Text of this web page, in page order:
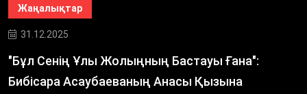
Жаңалықтар
31.12.2025
"Бұл Сенің Ұлы Жолыңның Бастауы Ғана":
Бибісара Асаубаеваның Анасы Қызына